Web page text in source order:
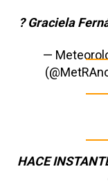
? Graciela
—
HACE